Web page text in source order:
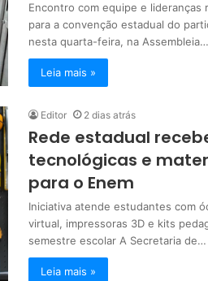
Encontro com equipe e lideranças
para a convenção estadual do
nesta quarta-feira, na Assembleia…
Leia mais »
Editor 2 dias atrás
Rede estadual
tecnológicas e
para o Enem
Iniciativa atende estudantes com
virtual, impressoras 3D e kits
semestre escolar A Secretaria de…
Leia mais »